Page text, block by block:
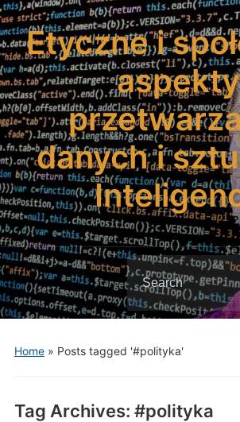
Etyczne i
aspekty
danych i
Search
for:
Home» Posts tagged '#polityka'
Tag Archives: #polityka